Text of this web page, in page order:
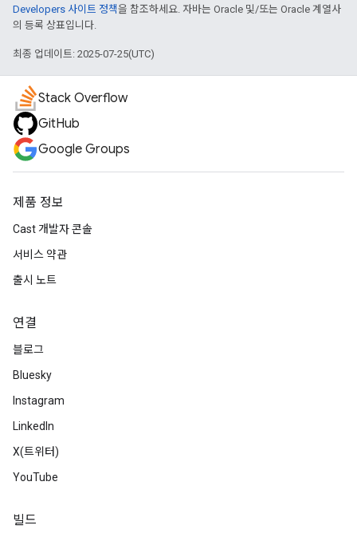
Developers 사이트 정책을 참조하세요. 자바는 Oracle 및/또는 Oracle 계열사
의 등록 상표입니다.
최종 업데이트: 2025-07-25(UTC)
Stack Overflow
GitHub
Google Groups
제품 정보
Cast 개발자 콘솔
서비스 약관
출시 노트
연결
블로그
Bluesky
Instagram
LinkedIn
X(트위터)
YouTube
빌드